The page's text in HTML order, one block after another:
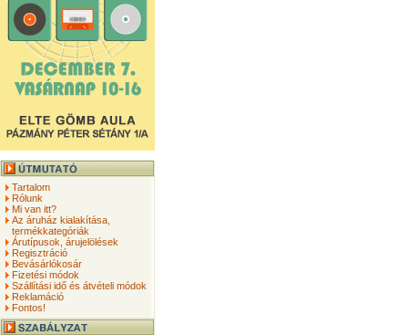
Tartalom
Rólunk
Mi van itt?
Az áruház kialakítása,
termékkategóriák
Árutípusok, árujelölések
Regisztráció
Bevásárlókosár
Fizetési módok
Szállítási idő és átvételi módok
Reklamáció
Fontos!